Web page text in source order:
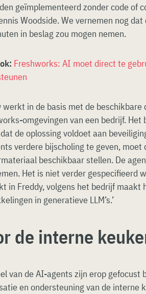
geïmplementeerd zonder code of
Woodside. We vernemen nog
in beslag zou mogen nemen.
Freshworks: AI moet direct te
werkt in de basis met de
omgevingen van een bedrijf.
de oplossing voldoet aan
verdere bijscholing te geven,
beschikbaar stellen. De
Het is niet verder gespecifieerd
in Freddy, volgens het bedrijf maakt
in generatieve LLM’s.’
de interne
van de AI-agents zijn erop gefocust
en ondersteuning van de interne